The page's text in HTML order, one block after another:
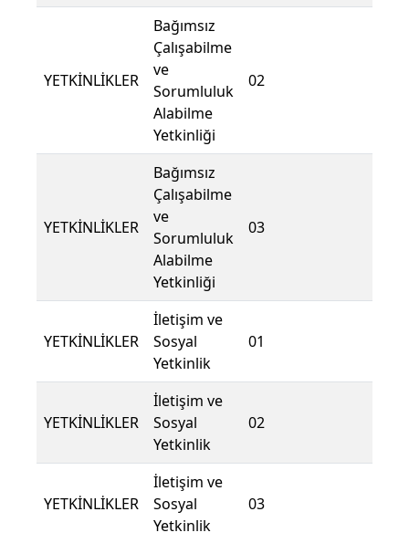
YETKİNLİKLER
Bağımsız
Çalışabilme
ve
Sorumluluk
Alabilme
Yetkinliği
02
YETKİNLİKLER
Bağımsız
Çalışabilme
ve
Sorumluluk
Alabilme
Yetkinliği
03
YETKİNLİKLER
İletişim ve
Sosyal
Yetkinlik
01
YETKİNLİKLER
İletişim ve
Sosyal
Yetkinlik
02
YETKİNLİKLER
İletişim ve
Sosyal
Yetkinlik
03